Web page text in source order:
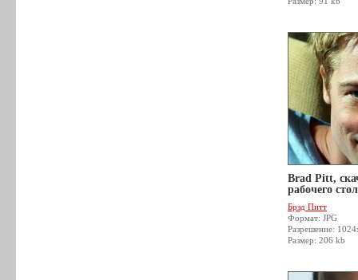
Brad Pitt,
рабочего
Брэд Питт
Формат: JPG
Разрешение:
Размер: 206 kb